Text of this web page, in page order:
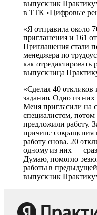
выпускник
в ТТК «Цифровые
«Я отправила около
приглашения и 161
Приглашения стали
менеджера по
как
выпускница
«Сделал 40 откликов
задания. Одно из них
Меня пригласили на
специалистом, потом
предложили работу.
причине сокращения
работу снова. 20
одному из них —
Думаю, помогло
работы в
выпускник